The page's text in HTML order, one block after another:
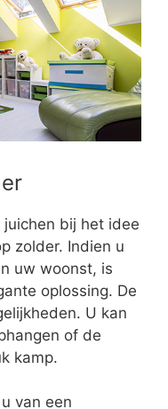
bij het idee
zolder. Indien u
uw woonst, is
oplossing. De
U kan
of de
kamp.
van een